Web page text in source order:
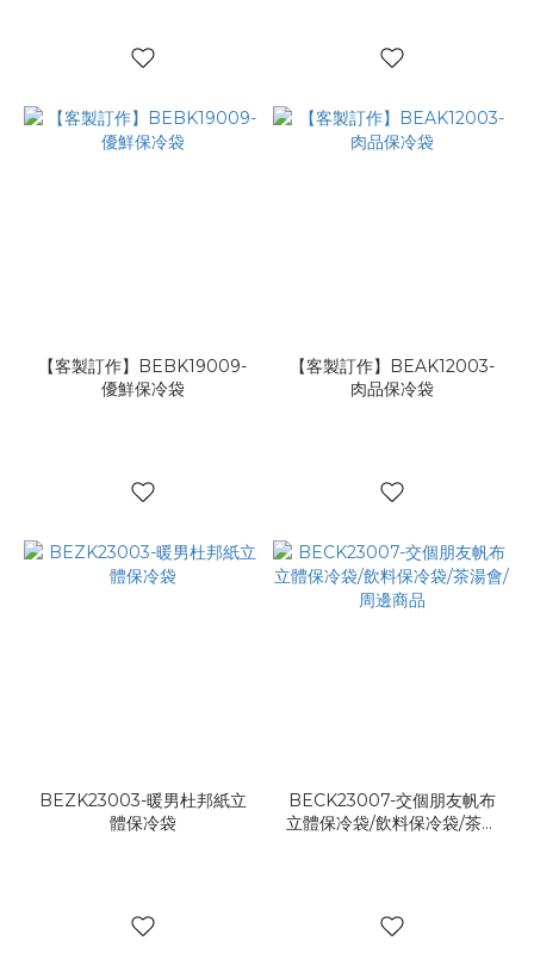
【客製訂作】BEBK19009-
優鮮保冷袋
【客製訂作】BEAK12003-
肉品保冷袋
BEZK23003-暖男杜邦紙立
體保冷袋
BECK23007-交個朋友帆布
立體保冷袋/飲料保冷袋/茶湯